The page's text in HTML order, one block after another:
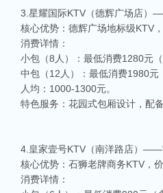
3.星耀国际KTV（德辉广场店）
核心优势：德辉广场地标级KTV
消费详情：
小包（8人）：最低消费1280元
中包（12人）：最低消费1980
人均：1000-1300元。
特色服务：花园式包厢设计，配
4.皇家壹号KTV（南洋路店）
核心优势：石狮老牌商务KTV，
消费详情：